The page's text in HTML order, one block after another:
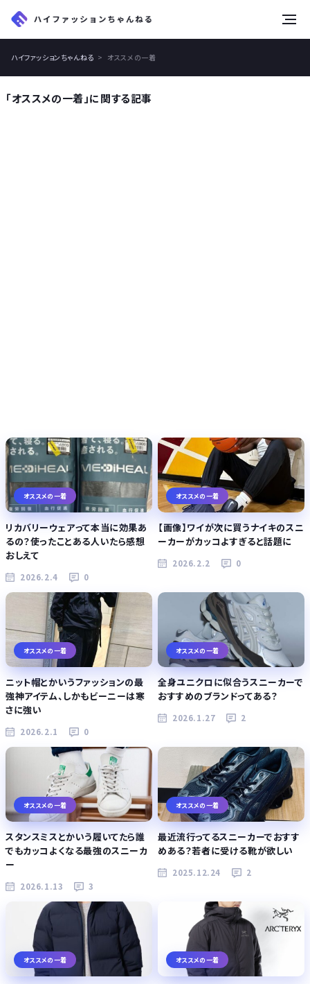
ハイファッションちゃんねる オススメの一着
「オススメの一着」に関する記事
オススメの一着
リカバリーウェアって本当に効果あ
るの？使ったことある人いたら感想
おしえて
2026.2.4 0
オススメの一着
【画像】ワイが次に買うナイキのスニ
ーカーがカッコよすぎると話題に
2026.2.2 0
オススメの一着
ニット帽とかいうファッションの最
強神アイテム、しかもビーニーは寒
さに強い
2026.2.1 0
オススメの一着
全身ユニクロに似合うスニーカーで
おすすめのブランドってある？
2026.1.27 2
オススメの一着
スタンスミスとかいう履いてたら誰
でもカッコよくなる最強のスニーカ
ー
2026.1.13 3
オススメの一着
最近流行ってるスニーカーでおすす
めある？若者に受ける靴が欲しい
2025.12.24 2
オススメの一着 オススメの一着